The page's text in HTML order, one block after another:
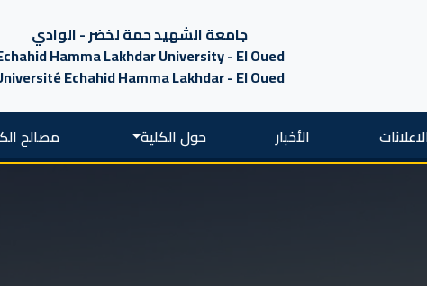
جامعة الشهيد حمة لخضر - الوادي
Hamma Lakhdar University - El Oued
Echahid Hamma Lakhdar - El Oued
الأخبار حول الكلية مصالح